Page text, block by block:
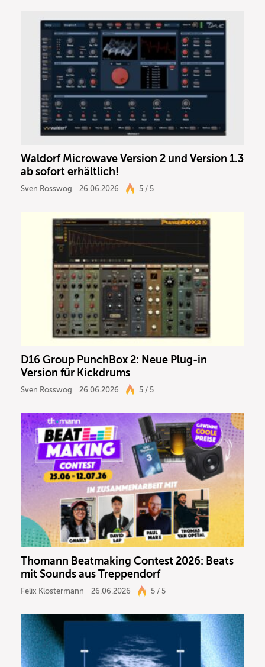
Waldorf Microwave Version 2 und Version 1.3
ab sofort erhältlich!
Sven Rosswog 26.06.2026 5 / 5
D16 Group PunchBox 2: Neue Plug-in
Version für Kickdrums
Sven Rosswog 26.06.2026 5 / 5
Thomann Beatmaking Contest 2026: Beats
mit Sounds aus Treppendorf
Felix Klostermann 26.06.2026 5 / 5